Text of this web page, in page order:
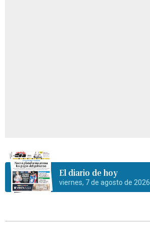
El diario de hoy
viernes, 7 de agosto de 2026